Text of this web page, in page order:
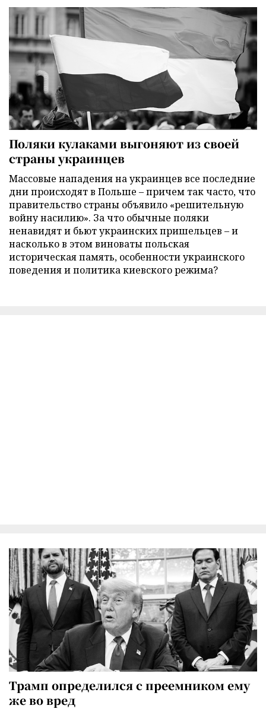
Поляки кулаками выгоняют из своей
страны украинцев
Массовые нападения на украинцев все последние
дни происходят в Польше – причем так часто, что
правительство страны объявило «решительную
войну насилию». За что обычные поляки
ненавидят и бьют украинских пришельцев – и
насколько в этом виноваты польская
историческая память, особенности украинского
поведения и политика киевского режима?
Трамп определился с преемником ему
же во вред